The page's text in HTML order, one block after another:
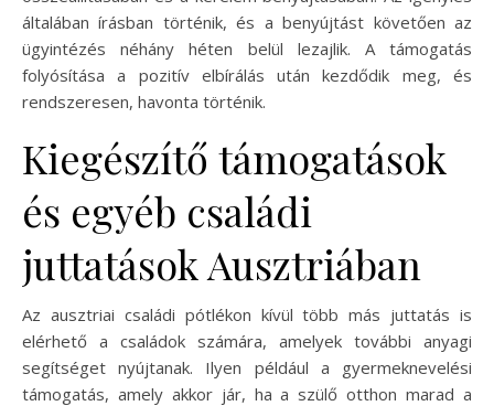
általában írásban történik, és a benyújtást követően az
ügyintézés néhány héten belül lezajlik. A támogatás
folyósítása a pozitív elbírálás után kezdődik meg, és
rendszeresen, havonta történik.
Kiegészítő támogatások
és egyéb családi
juttatások Ausztriában
Az ausztriai családi pótlékon kívül több más juttatás is
elérhető a családok számára, amelyek további anyagi
segítséget nyújtanak. Ilyen például a gyermeknevelési
támogatás, amely akkor jár, ha a szülő otthon marad a